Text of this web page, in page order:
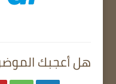
هل أعجبك